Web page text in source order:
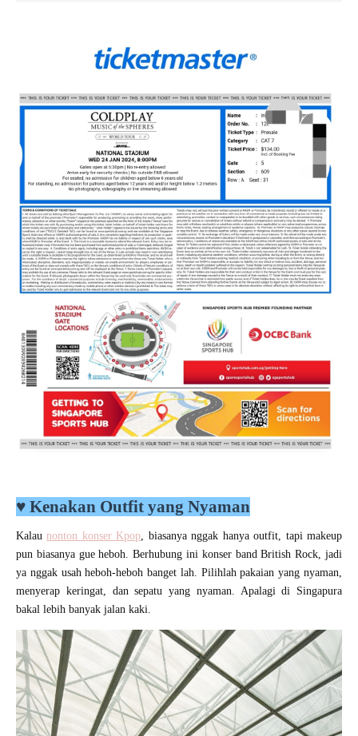
♥ Kenakan Outfit yang Nyaman
Kalau nonton konser Kpop, biasanya nggak hanya outfit, tapi makeup
pun biasanya gue heboh. Berhubung ini konser band British Rock, jadi
ya nggak usah heboh-heboh banget lah. Pilihlah pakaian yang nyaman,
menyerap keringat, dan sepatu yang nyaman. Apalagi di Singapura
bakal lebih banyak jalan kaki.